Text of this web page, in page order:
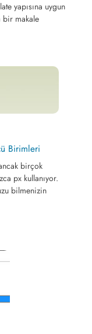
yapısına uygun
bir makale
Birimleri
birçok
px kullanıyor.
bilmenizin